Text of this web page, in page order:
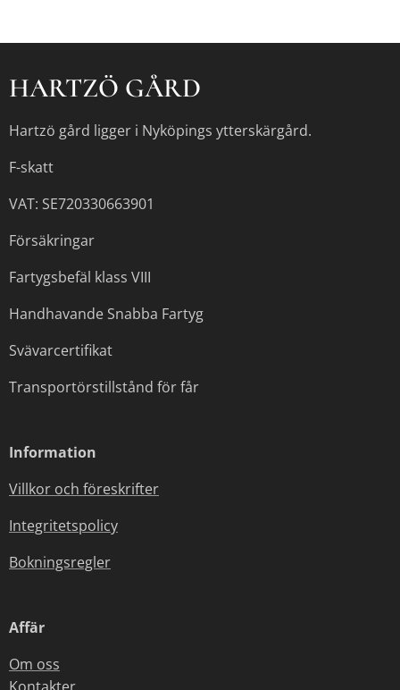
HARTZÖ GÅRD
Hartzö gård ligger i Nyköpings ytterskärgård.
F-skatt
VAT: SE720330663901
Försäkringar
Fartygsbefäl klass VIII
Handhavande Snabba Fartyg
Svävarcertifikat
Transportörstillstånd för får
Information
Villkor och föreskrifter
Integritetspolicy
Bokningsregler
Affär
Om oss